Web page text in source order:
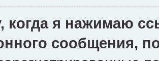
когда я нажимаю
сообщения,